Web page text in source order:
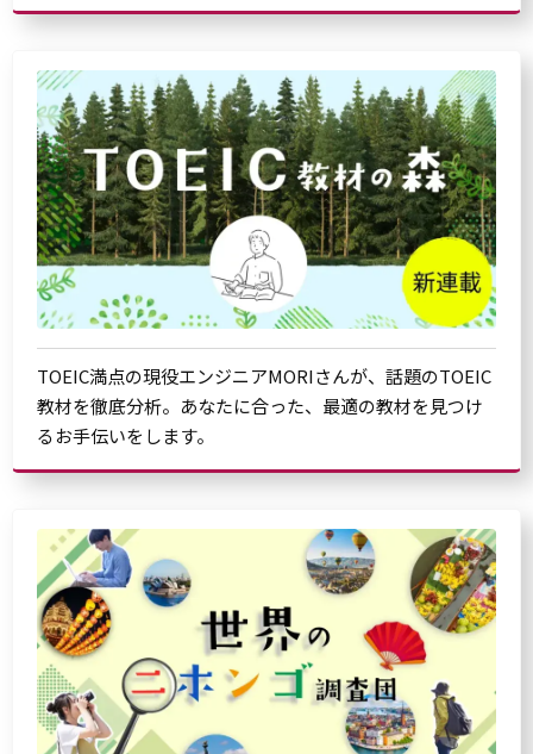
TOEIC満点の現役エンジニアMORIさんが、話題のTOEIC
教材を徹底分析。あなたに合った、最適の教材を見つけ
るお手伝いをします。